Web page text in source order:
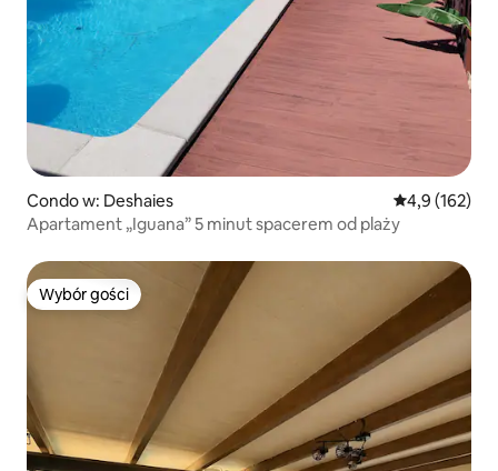
Condo w: Deshaies Średnia
4,9 (162)
Apartament „Iguana” 5 minut spacerem od plaży
Wybór gości
Wybór gości